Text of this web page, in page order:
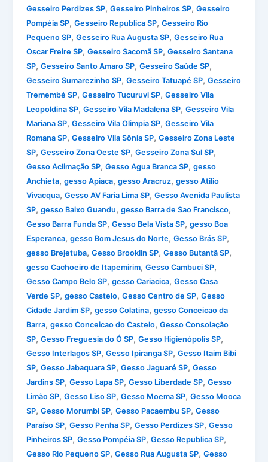
Gesseiro Perdizes SP,Gesseiro Pinheiros SP,Gesseiro
Pompéia SP,Gesseiro Republica SP,Gesseiro Rio
Pequeno SP,Gesseiro Rua Augusta SP,Gesseiro Rua
Oscar Freire SP,Gesseiro Sacomã SP,Gesseiro Santana
SP,Gesseiro Santo Amaro SP,Gesseiro Saúde SP,
Gesseiro Sumarezinho SP,Gesseiro Tatuapé SP,Gesseiro
Tremembé SP,Gesseiro Tucuruvi SP,Gesseiro Vila
Leopoldina SP,Gesseiro Vila Madalena SP,Gesseiro Vila
Mariana SP,Gesseiro Vila Olimpia SP,Gesseiro Vila
Romana SP,Gesseiro Vila Sônia SP,Gesseiro Zona Leste
SP,Gesseiro Zona Oeste SP,Gesseiro Zona Sul SP,
Gesso Aclimação SP,Gesso Agua Branca SP,gesso
Anchieta,gesso Apiaca,gesso Aracruz,gesso Atilio
Vivacqua,Gesso AV Faria Lima SP,Gesso Avenida Paulista
SP,gesso Baixo Guandu,gesso Barra de Sao Francisco,
Gesso Barra Funda SP,Gesso Bela Vista SP,gesso Boa
Esperanca,gesso Bom Jesus do Norte,Gesso Brás SP,
gesso Brejetuba,Gesso Brooklin SP,Gesso Butantã SP,
gesso Cachoeiro de Itapemirim,Gesso Cambuci SP,
Gesso Campo Belo SP,gesso Cariacica,Gesso Casa
Verde SP,gesso Castelo,Gesso Centro de SP,Gesso
Cidade Jardim SP,gesso Colatina,gesso Conceicao da
Barra,gesso Conceicao do Castelo,Gesso Consolação
SP,Gesso Freguesia do Ó SP,Gesso Higienópolis SP,
Gesso Interlagos SP,Gesso Ipiranga SP,Gesso Itaim Bibi
SP,Gesso Jabaquara SP,Gesso Jaguaré SP,Gesso
Jardins SP,Gesso Lapa SP,Gesso Liberdade SP,Gesso
Limão SP,Gesso Liso SP,Gesso Moema SP,Gesso Mooca
SP,Gesso Morumbi SP,Gesso Pacaembu SP,Gesso
Paraíso SP,Gesso Penha SP,Gesso Perdizes SP,Gesso
Pinheiros SP,Gesso Pompéia SP,Gesso Republica SP,
Gesso Rio Pequeno SP,Gesso Rua Augusta SP,Gesso